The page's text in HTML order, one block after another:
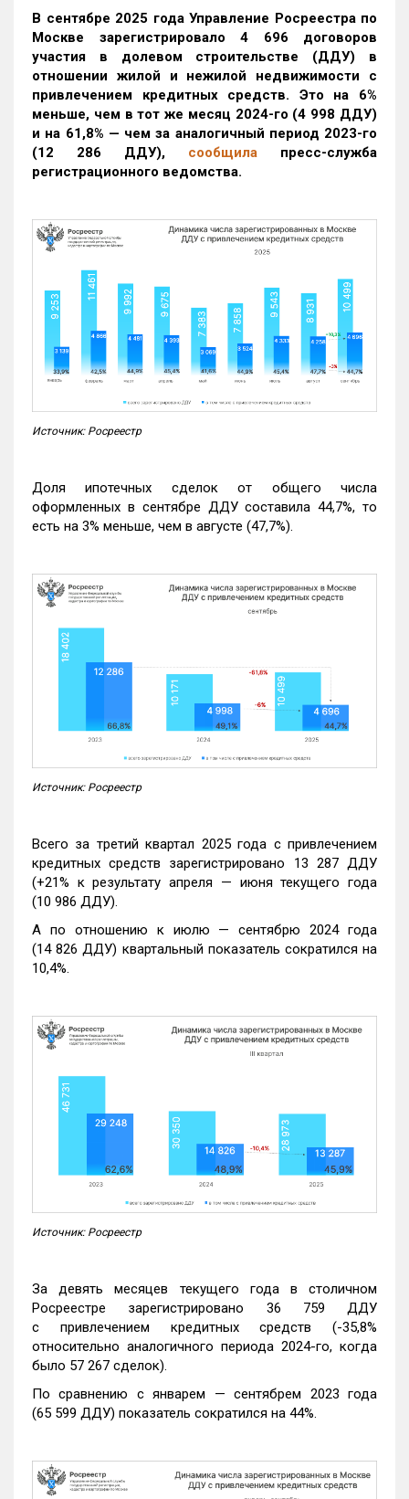
В сентябре 2025 года Управление Росреестра по
Москве зарегистрировало 4 696 договоров
участия в долевом строительстве (ДДУ) в
отношении жилой и нежилой недвижимости с
привлечением кредитных средств. Это на 6%
меньше, чем в тот же месяц 2024-го (4 998 ДДУ)
и на 61,8% — чем за аналогичный период 2023-го
(12 286 ДДУ), сообщила пресс-служба
регистрационного ведомства.
Источник: Росреестр
Доля ипотечных сделок от общего числа
оформленных в сентябре ДДУ составила 44,7%, то
есть на 3% меньше, чем в августе (47,7%).
Источник: Росреестр
Всего за третий квартал 2025 года с привлечением
кредитных средств зарегистрировано 13 287 ДДУ
(+21% к результату апреля — июня текущего года
(10 986 ДДУ).
А по отношению к июлю — сентябрю 2024 года
(14 826 ДДУ) квартальный показатель сократился на
10,4%.
Источник: Росреестр
За девять месяцев текущего года в столичном
Росреестре зарегистрировано 36 759 ДДУ
с привлечением кредитных средств (-35,8%
относительно аналогичного периода 2024-го, когда
было 57 267 сделок).
По сравнению с январем — сентябрем 2023 года
(65 599 ДДУ) показатель сократился на 44%.